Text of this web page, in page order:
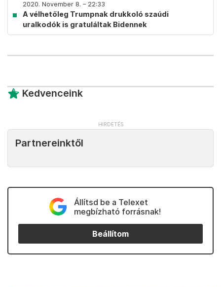
2020. November 8. – 22:33
A vélhetőleg Trumpnak drukkoló szaúdi
uralkodók is gratuláltak Bidennek
Kedvenceink
Partnereinktől
Állítsd be a Telexet
megbízható forrásnak!
Beállítom